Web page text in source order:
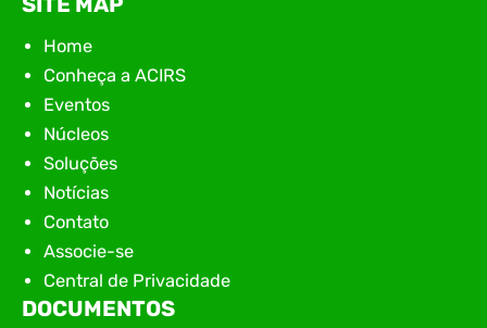
Home
Conheça a ACIRS
Eventos
Núcleos
Soluções
Notícias
Contato
Associe-se
Central de Privacidade
DOCUMENTOS